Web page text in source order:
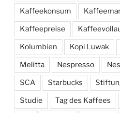
Kaffeekonsum
Kaffeepreise
Kolumbien Kopi Luwak
Melitta Nespresso
SCA Starbucks
Studie Tag des Kaffees